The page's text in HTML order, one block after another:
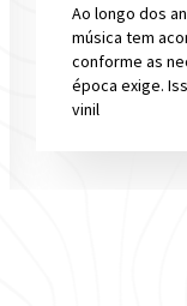
Ao longo dos
música tem
conforme as
época exige.
vinil